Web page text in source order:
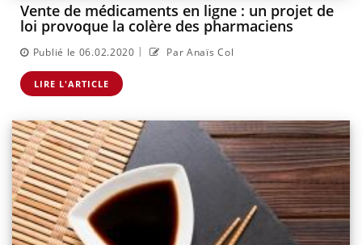
Vente de médicaments en ligne : un projet de
loi provoque la colère des pharmaciens
Publié le 06.02.2020 | Par Anaïs Col
LIRE L'ARTICLE